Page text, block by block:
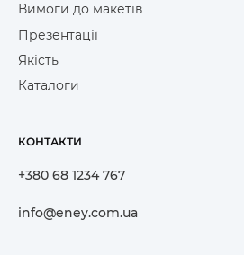
Вимоги до макетів
Презентації
Якість
Каталоги
КОНТАКТИ
+380 68 1234 767
info@eney.com.ua